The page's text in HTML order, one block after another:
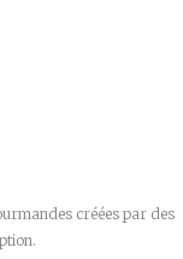
créées par des